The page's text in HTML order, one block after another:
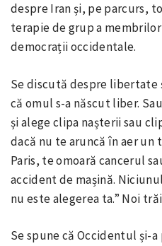
despre Iran și, pe parcurs,
terapie de grup a
democrații occidentale.
Se discută despre libertate
că omul s-a născut liber.
și alege clipa nașterii sau
dacă nu te aruncă în aer
Paris, te omoară cancerul
accident de mașină.
nu este alegerea ta.” Noi
Se spune că Occidentul